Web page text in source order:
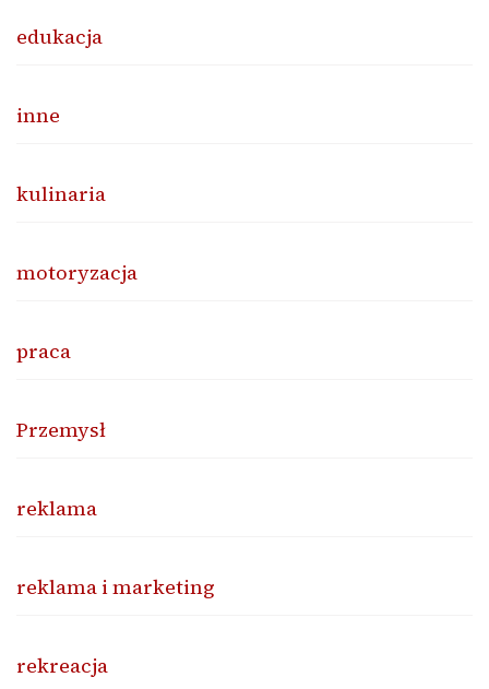
edukacja
inne
kulinaria
motoryzacja
praca
Przemysł
reklama
reklama i marketing
rekreacja